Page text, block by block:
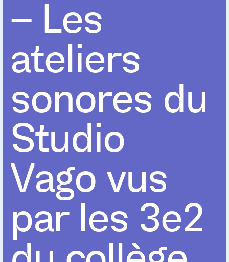
– Les
ateliers
sonores du
Studio
Vago vus
par les 3e2